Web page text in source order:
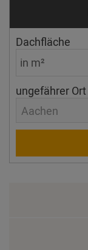
Dachfläche
ungefährer Ort
Aachen